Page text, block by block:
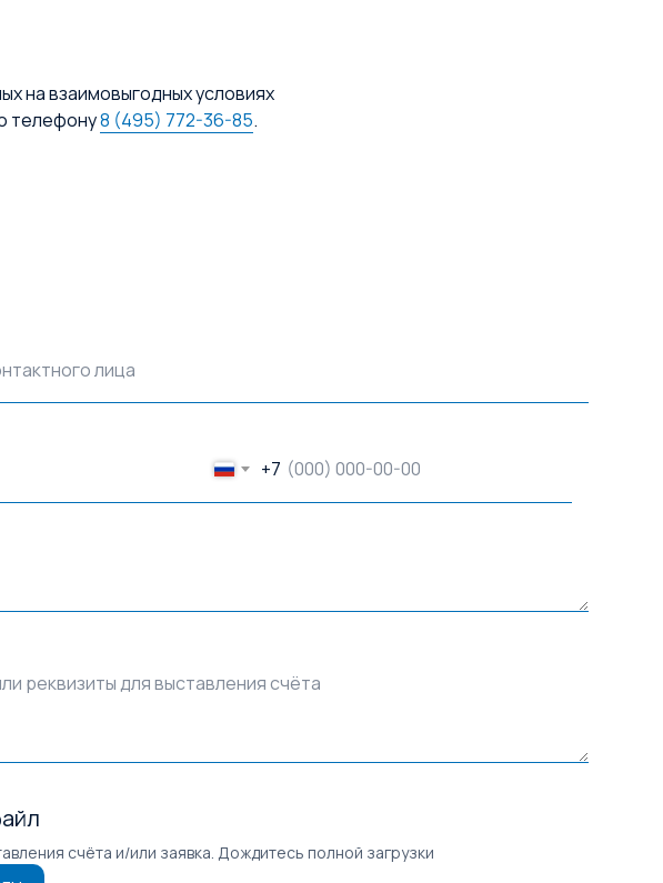
на взаимовыгодных условиях
телефону8 (495) 772-36-85.
лица
+7
реквизиты для выставления счёта
счёта и/или заявка. Дождитесь полной загрузки